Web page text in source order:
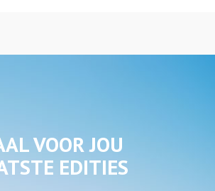
VOOR JOU
EDITIES